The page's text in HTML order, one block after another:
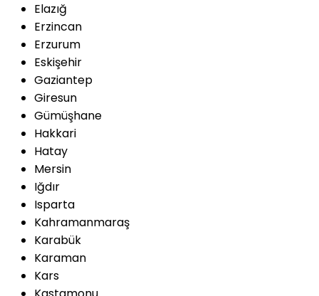
Elazığ
Erzincan
Erzurum
Eskişehir
Gaziantep
Giresun
Gümüşhane
Hakkari
Hatay
Mersin
Iğdır
Isparta
Kahramanmaraş
Karabük
Karaman
Kars